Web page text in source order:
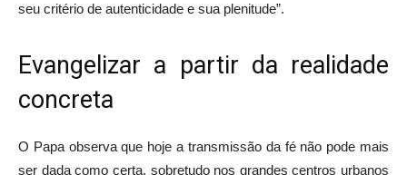
seu critério de autenticidade e sua plenitude”.
Evangelizar a partir da realidade
concreta
O Papa observa que hoje a transmissão da fé não pode mais
ser dada como certa, sobretudo nos grandes centros urbanos